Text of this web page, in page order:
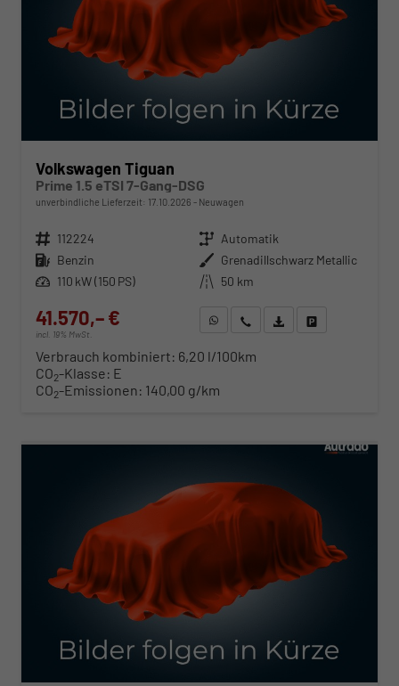
Volkswagen Tiguan
Prime 1.5 eTSI 7-Gang-DSG
unverbindliche Lieferzeit: 17.10.2026 Neuwagen
Fahrzeugnr. 112224 Getriebe Automatik
Kraftstoff Benzin Außenfarbe Grenadillschwarz Metallic
Leistung 110 kW (150 PS) Kilometerstand 50 km
41.570,– €
incl. 19% MwSt.
WhatsApp anfragen
Wir rufen Sie anFahrzeugexposé (PDF)
Verbrauch kombiniert: 6,20 l/100km
CO2-Klasse: E
CO2-Emissionen: 140,00 g/km